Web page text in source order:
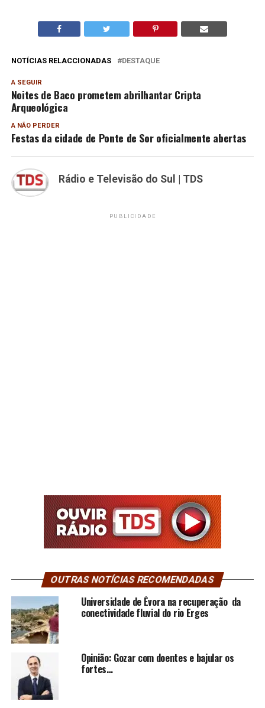
NOTÍCIAS RELACCIONADAS DESTAQUE
A SEGUIR
Noites de Baco prometem abrilhantar Cripta
Arqueológica
A NÃO PERDER
Festas da cidade de Ponte de Sor oficialmente abertas
Rádio e Televisão do Sul | TDS
PUBLICIDADE
OUTRAS NOTÍCIAS RECOMENDADAS
Universidade de Évora na recuperação da
conectividade fluvial do rio Erges
Opinião: Gozar com doentes e bajular os
fortes…